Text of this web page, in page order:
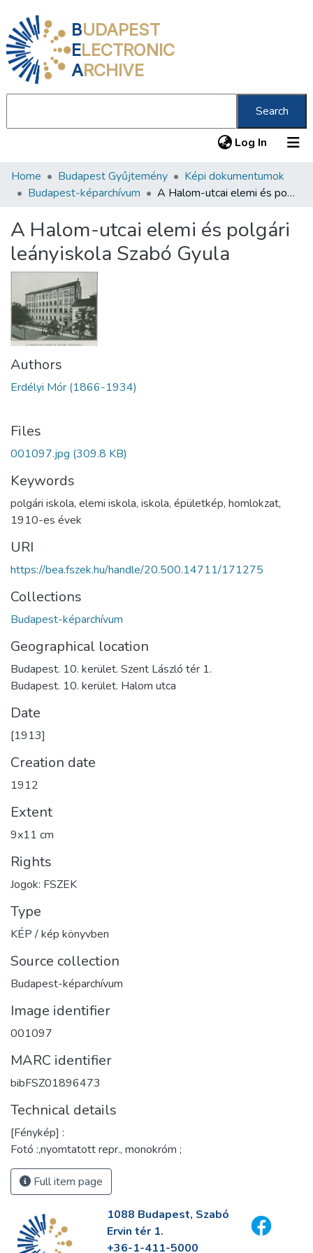
BUDAPEST
ELECTRONIC
ARCHIVE
Search
Log In (current)
Communities & Collections
Statistics
About us
Home Budapest Gyűjtemény
Képi dokumentumok
Budapest-képarchívum
A Halom-utcai elemi és polgári leányiskola Szabó Gyula
A Halom-utcai elemi és polgári
leányiskola Szabó Gyula
Authors
Erdélyi Mór (1866-1934)
Files
001097.jpg (309.8 KB)
Keywords
polgári iskola, elemi iskola, iskola, épületkép, homlokzat,
1910-es évek
URI
https://bea.fszek.hu/handle/20.500.14711/171275
Collections
Budapest-képarchívum
Geographical location
Budapest. 10. kerület. Szent László tér 1.
Budapest. 10. kerület. Halom utca
Date
[1913]
Creation date
1912
Extent
9x11 cm
Rights
Jogok: FSZEK
Type
KÉP / kép könyvben
Source collection
Budapest-képarchívum
Image identifier
001097
MARC identifier
bibFSZ01896473
Technical details
[Fénykép] :
Fotó :,nyomtatott repr., monokróm ;
Full item page
1088 Budapest, Szabó
Ervin tér 1.
+36-1-411-5000